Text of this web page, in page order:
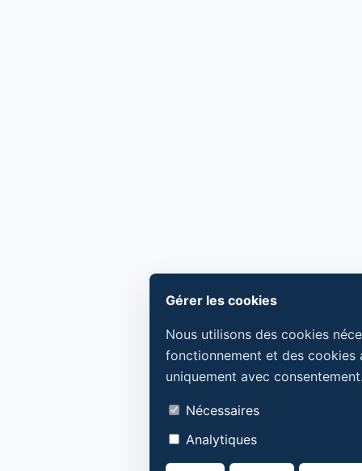
Gérer les cookies
Nous utilisons des cookies
fonctionnement et des cookies
uniquement avec
Nécessaires
Analytiques